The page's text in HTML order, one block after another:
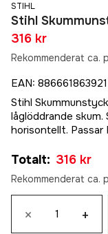
STIHL
Stihl
316 kr
Rekommenderat ca.
EAN: 886661863921
Stihl
låglöddrande
horisontellt. Passar
Totalt: 316 kr
Rekommenderat ca.
× +